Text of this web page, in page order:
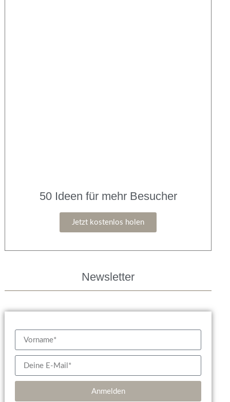
50 Ideen für mehr Besucher
Jetzt kostenlos holen
Newsletter
Anmelden